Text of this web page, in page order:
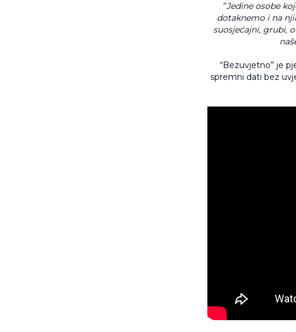
“Jedine osobe
dotaknemo i na
suosjećajni, grubi,
“Bezuvjetno” je
spremni dati bez